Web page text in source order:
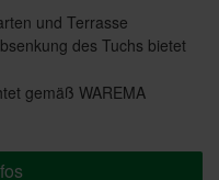
und Terrasse
des Tuchs bietet
gemäß WAREMA